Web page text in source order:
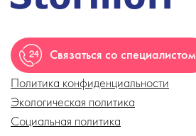
Связаться со специалистом
Политика конфиденциальности
Экологическая политика
Социальная политика